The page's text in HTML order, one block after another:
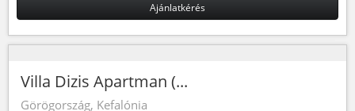
Ajánlatkérés
Villa Dizis Apartman (...
Görögország, Kefalónia